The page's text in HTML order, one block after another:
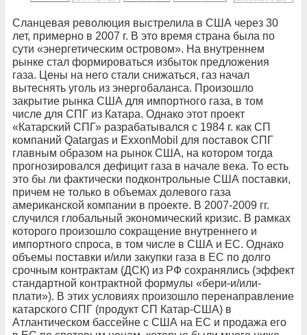
Сланцевая революция выстрелила в США через 30
лет, примерно в 2007 г. В это время страна была по
сути «энергетическим островом». На внутреннем
рынке стал формироваться избыток предложения
газа. Цены на него стали снижаться, газ начал
вытеснять уголь из энергобаланса. Произошло
закрытие рынка США для импортного газа, в том
числе для СПГ из Катара. Однако этот проект
«Катарский СПГ» разрабатывался с 1984 г. как СП
компаний Qatargas и ExxonMobil для поставок СПГ
главным образом на рынок США, на котором тогда
прогнозировался дефицит газа в начале века. То есть
это бы ли фактически подконтрольные США поставки,
причем не только в объемах долевого газа
американской компании в проекте. В 2007-2009 гг.
случился глобальный экономический кризис. В рамках
которого произошло сокращение внутреннего и
импортного спроса, в том числе в США и ЕС. Однако
объемы поставки и/или закупки газа в ЕС по долго
срочным контрактам (ДСК) из РФ сохранялись (эффект
стандартной контрактной формулы «бери-и/или-
плати»). В этих условиях произошло перенаправление
катарского СПГ (продукт СП Катар-США) в
Атлантическом бассейне с США на ЕС и продажа его